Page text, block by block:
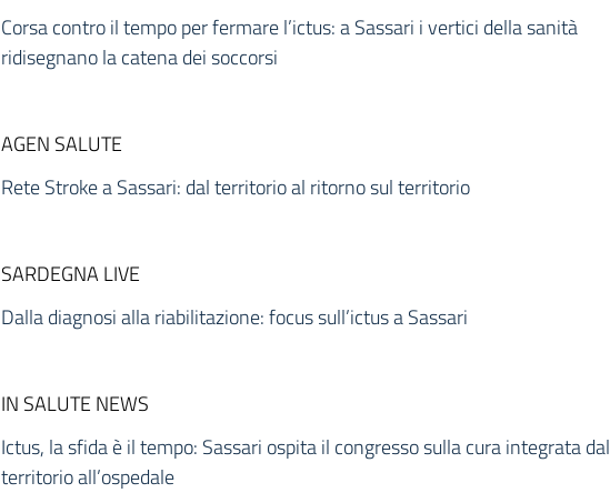
Corsa contro il tempo per fermare l’ictus: a Sassari i vertici della sanità
ridisegnano la catena dei soccorsi
AGEN SALUTE
Rete Stroke a Sassari: dal territorio al ritorno sul territorio
SARDEGNA LIVE
Dalla diagnosi alla riabilitazione: focus sull’ictus a Sassari
IN SALUTE NEWS
Ictus, la sfida è il tempo: Sassari ospita il congresso sulla cura integrata dal
territorio all’ospedale